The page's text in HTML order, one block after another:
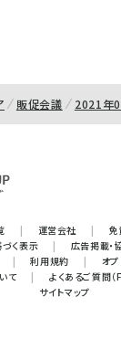
販促会議 2021年
| 運営会社 | 免
く表示
| 広告掲載・
| 利用規約 | オ
て
| よくあるご質問（
サイトマップ